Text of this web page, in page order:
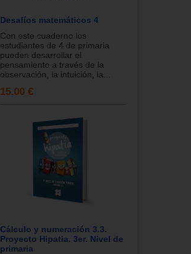
Desafíos matemáticos 4
Con este cuaderno los
estudiantes de 4 de primaria
pueden desarrollar el
pensamiento a través de la
observación, la intuición, la...
15.00 €
Cálculo y numeración 3.3.
Proyecto Hipatia. 3er. Nivel de
primaria